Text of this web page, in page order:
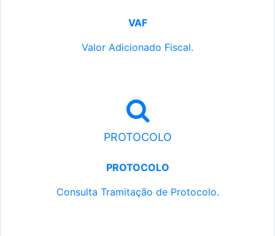
VAF
Valor Adicionado Fiscal.
PROTOCOLO
PROTOCOLO
Consulta Tramitação de Protocolo.